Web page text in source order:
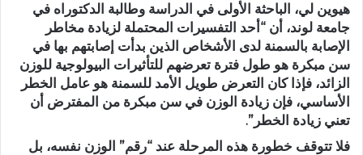
هيوين لي، الباحثة الأولى في الدراسة وطالبة الدكتوراه في
جامعة لوند، أن “أحد التفسيرات المحتملة لزيادة مخاطر
الإصابة بالسمنة لدى الأشخاص الذين بدأت إصابتهم بها في
سن مبكرة هو طول فترة تعرضهم للتأثيرات البيولوجية للوزن
الزائد، فإذا كان التعرض طويل الأمد للسمنة هو عامل الخطر
الأساسي، فإن زيادة الوزن في سن مبكرة من المفترض أن
تعني زيادة الخطر”.
فلا تتوقف خطورة هذه المرحلة عند “رقم” الوزن نفسه، بل